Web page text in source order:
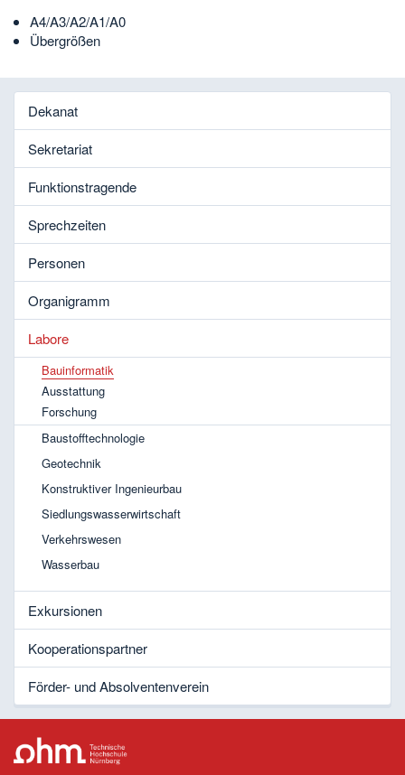
A4/A3/A2/A1/A0
Übergrößen
Dekanat
Sekretariat
Funktionstragende
Sprechzeiten
Personen
Organigramm
Labore
Bauinformatik
Ausstattung
Forschung
Baustofftechnologie
Geotechnik
Konstruktiver Ingenieurbau
Siedlungswasserwirtschaft
Verkehrswesen
Wasserbau
Exkursionen
Kooperationspartner
Förder- und Absolventenverein